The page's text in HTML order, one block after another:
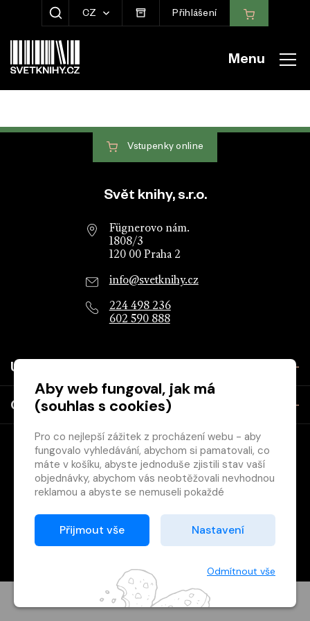
ZOBRAZIT HLEDÁNÍ
CZ Přihlášení
Menu
Patička webu
Vstupenky online
Svět knihy, s.r.o.
Fügnerovo nám.
1808/3
120 00 Praha 2
info@svetknihy.cz
224 498 236
602 590 888
Užitečné
O společnosti
Copyright © 2026 Svět knihy, s.r.o. - společnost Svazu českých
knihkupců a nakladatelů.
Grand IT s.r.o.
Aby web fungoval, jak má
(souhlas s cookies)
Pro co nejlepší zážitek z procházení webu - aby
fungovalo vyhledávání, abychom si pamatovali, co
máte v košíku, abyste jednoduše zjistili stav vaší
objednávky, abychom vás neobtěžovali nevhodnou
reklamou a abyste se nemuseli pokaždé
Proto od vás potřebujeme souhlas se
zpracováním souborů cookies
Děkujeme, že nám ho dáte a pomůžete nám tak
Přijmout vše Nastavení
Odmítnout vše